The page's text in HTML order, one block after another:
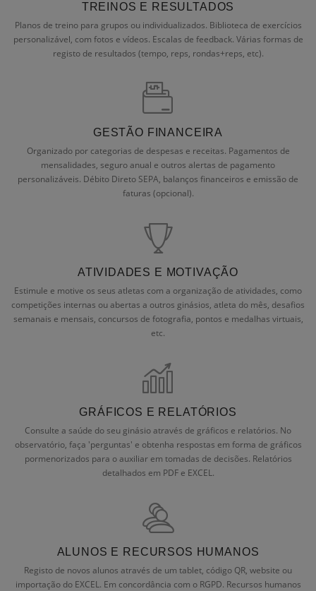
TREINOS E RESULTADOS
Planos de treino para grupos ou individualizados. Biblioteca de exercícios
personalizável, com fotos e vídeos. Escalas de feedback. Várias formas de
registo de resultados (tempo, reps, rondas+reps, etc).
GESTÃO FINANCEIRA
Organizado por categorias de despesas e receitas. Pagamentos de
mensalidades, seguro anual e outros alertas de pagamento
personalizáveis. Débito Direto SEPA, balanços financeiros e emissão de
faturas (opcional).
ATIVIDADES E MOTIVAÇÃO
Estimule e motive os seus atletas com a organização de atividades, como
competições internas ou abertas a outros ginásios, atleta do mês, desafios
semanais e mensais, concursos de fotografia, pontos e medalhas virtuais,
etc.
GRÁFICOS E RELATÓRIOS
Consulte a saúde do seu ginásio através de gráficos e relatórios. No
observatório, faça 'perguntas' e obtenha respostas em forma de gráficos
pormenorizados para o auxiliar em tomadas de decisões. Relatórios
detalhados em PDF e EXCEL.
ALUNOS E RECURSOS HUMANOS
Registo de novos alunos através de um tablet, código QR, website ou
importação do EXCEL. Em concordância com o RGPD. Recursos humanos